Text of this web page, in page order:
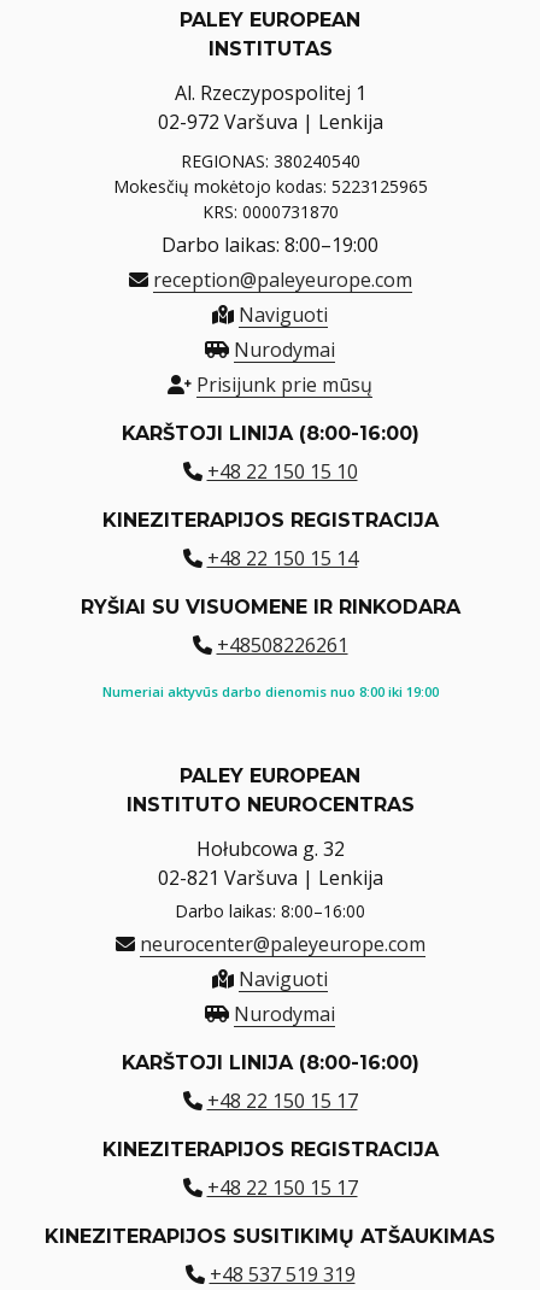
PALEY EUROPEAN
INSTITUTAS
Al. Rzeczypospolitej 1
02-972 Varšuva | Lenkija
REGIONAS: 380240540
Mokesčių mokėtojo kodas: 5223125965
KRS: 0000731870
Darbo laikas: 8:00–19:00
reception@paleyeurope.com
Naviguoti
Nurodymai
Prisijunk prie mūsų
KARŠTOJI LINIJA (8:00-16:00)
+48 22 150 15 10
KINEZITERAPIJOS REGISTRACIJA
+48 22 150 15 14
RYŠIAI SU VISUOMENE IR RINKODARA
+48508226261
Numeriai aktyvūs darbo dienomis nuo 8:00 iki 19:00
PALEY EUROPEAN
INSTITUTO NEUROCENTRAS
Hołubcowa g. 32
02-821 Varšuva | Lenkija
Darbo laikas: 8:00–16:00
neurocenter@paleyeurope.com
Naviguoti
Nurodymai
KARŠTOJI LINIJA (8:00-16:00)
+48 22 150 15 17
KINEZITERAPIJOS REGISTRACIJA
+48 22 150 15 17
KINEZITERAPIJOS SUSITIKIMŲ ATŠAUKIMAS
+48 537 519 319